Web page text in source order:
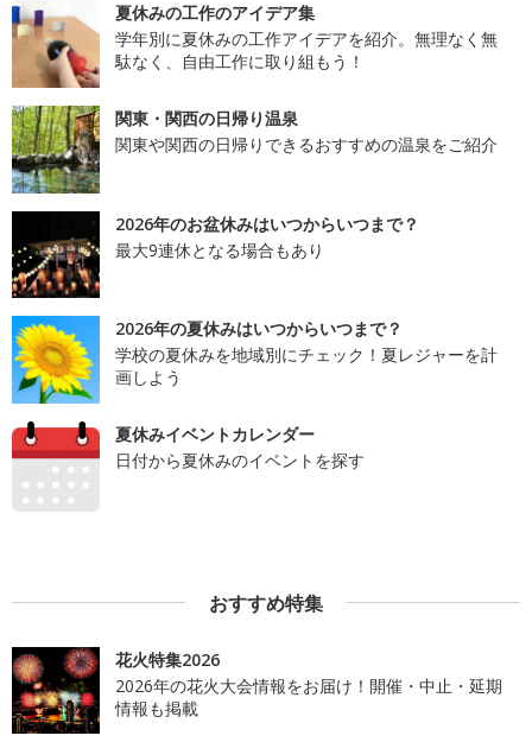
夏休みの工作のアイデア集
学年別に夏休みの工作アイデアを紹介。無理なく無
駄なく、自由工作に取り組もう！
関東・関西の日帰り温泉
関東や関西の日帰りできるおすすめの温泉をご紹介
2026年のお盆休みはいつからいつまで？
最大9連休となる場合もあり
2026年の夏休みはいつからいつまで？
学校の夏休みを地域別にチェック！夏レジャーを計
画しよう
夏休みイベントカレンダー
日付から夏休みのイベントを探す
おすすめ特集
花火特集2026
2026年の花火大会情報をお届け！開催・中止・延期
情報も掲載